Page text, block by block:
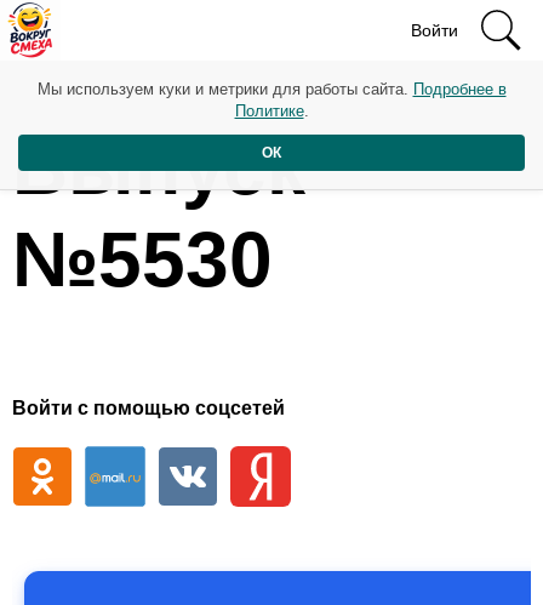
Войти
Выпуск
№5530
Войти с помощью соцсетей
Мы используем куки и метрики для работы сайта. Подробнее в
Политике.
ОК